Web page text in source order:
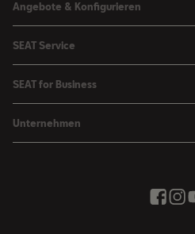
Ibiza
Leon Sportstourer
Leon
Ateca
Angebote & Konfigurieren
Angebote
Kataloge und Preislisten
SEAT Occasionen
Zubehör Shop
SEAT Service
SEAT Service
Zubehör & Accessoires
SEAT for Business
Angebote
Unternehmen